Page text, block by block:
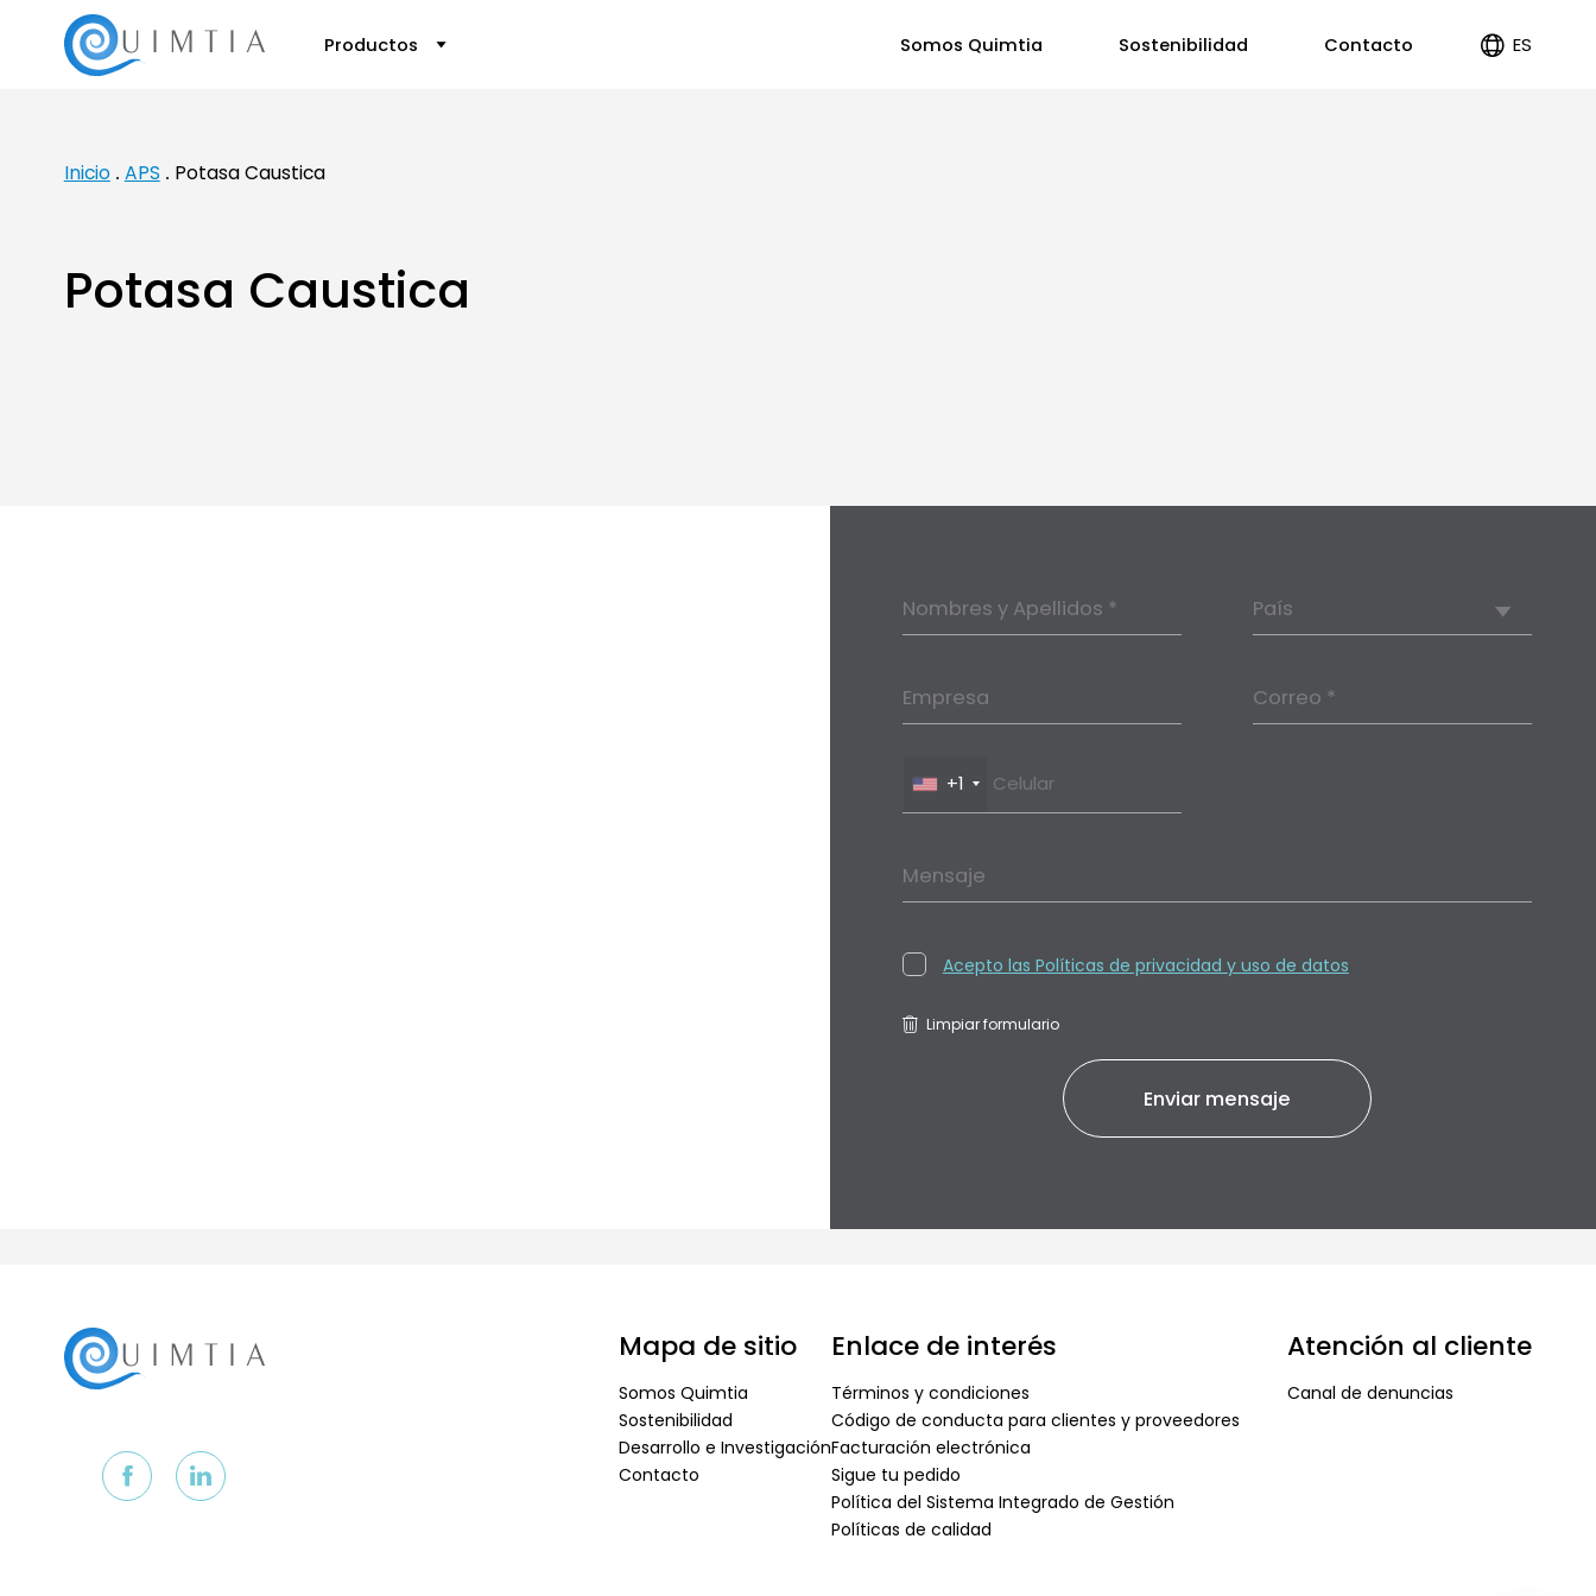
Productos Somos Quimtia Sostenibilidad Contacto ES
Inicio
APS Potasa Caustica
Potasa Caustica
Nombres y Apellidos * País
Empresa Correo *
+1
Mensaje
Acepto las Políticas de privacidad y uso de datos
Limpiar formulario
Mapa de sitio
Somos Quimtia
Sostenibilidad
Desarrollo e Investigación
Contacto
Enlace de interés
Términos y condiciones
Código de conducta para clientes y proveedores
Facturación electrónica
Sigue tu pedido
Política del Sistema Integrado de Gestión
Políticas de calidad
Atención al cliente
Canal de denuncias